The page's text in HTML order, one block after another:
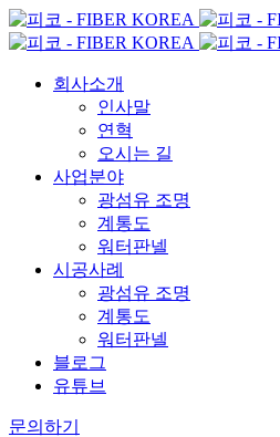
회사소개
인사말
연혁
오시는 길
사업분야
광섬유 조명
계통도
워터판넬
시공사례
광섬유 조명
계통도
워터판넬
블로그
유튜브
문의하기